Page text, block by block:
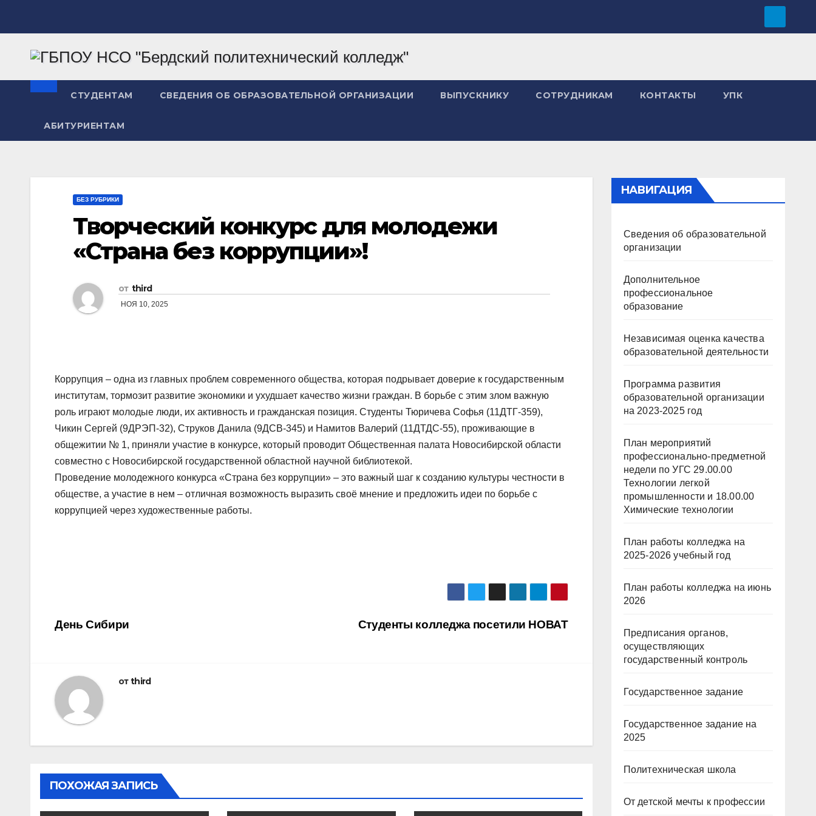
СТУДЕНТАМ СВЕДЕНИЯ ОБ ОБРАЗОВАТЕЛЬНОЙ ОРГАНИЗАЦИИ ВЫПУСКНИКУ СОТРУДНИКАМ КОНТАКТЫ УПК
АБИТУРИЕНТАМ
БЕЗ РУБРИКИ
Творческий конкурс для молодежи
«Страна без коррупции»!
от third
НОЯ 10, 2025
Коррупция – одна из главных проблем современного общества, которая подрывает доверие к государственным
институтам, тормозит развитие экономики и ухудшает качество жизни граждан. В борьбе с этим злом важную
роль играют молодые люди, их активность и гражданская позиция. Студенты Тюричева Софья (11ДТГ-359),
Чикин Сергей (9ДРЭП-32), Струков Данила (9ДСВ-345) и Намитов Валерий (11ДТДС-55), проживающие в
общежитии № 1, приняли участие в конкурсе, который проводит Общественная палата Новосибирской области
совместно с Новосибирской государственной областной научной библиотекой.
Проведение молодежного конкурса «Страна без коррупции» – это важный шаг к созданию культуры честности в
обществе, а участие в нем – отличная возможность выразить своё мнение и предложить идеи по борьбе с
коррупцией через художественные работы.
Навигация
записям
Студенты колледжа посетили НОВАТ
День Сибири
отthird
ПОХОЖАЯ ЗАПИСЬ
НАВИГАЦИЯ
Сведения об образовательной
организации
Дополнительное
профессиональное
образование
Независимая оценка качества
образовательной деятельности
Программа развития
образовательной организации
на 2023-2025 год
План мероприятий
профессионально-предметной
недели по УГС 29.00.00
Технологии легкой
промышленности и 18.00.00
Химические технологии
План работы колледжа на
2025-2026 учебный год
План работы колледжа на июнь
2026
Предписания органов,
осуществляющих
государственный контроль
Государственное задание
Государственное задание на
2025
Политехническая школа
От детской мечты к профессии